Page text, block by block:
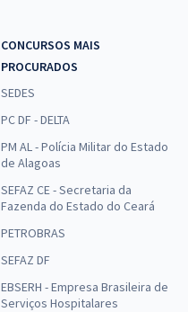
CONCURSOS MAIS
PROCURADOS
SEDES
PC DF - DELTA
PM AL - Polícia Militar do Estado
de Alagoas
SEFAZ CE - Secretaria da
Fazenda do Estado do Ceará
PETROBRAS
SEFAZ DF
EBSERH - Empresa Brasileira de
Serviços Hospitalares